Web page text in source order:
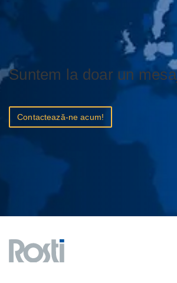
Suntem la doar un
Contactează-ne acum!